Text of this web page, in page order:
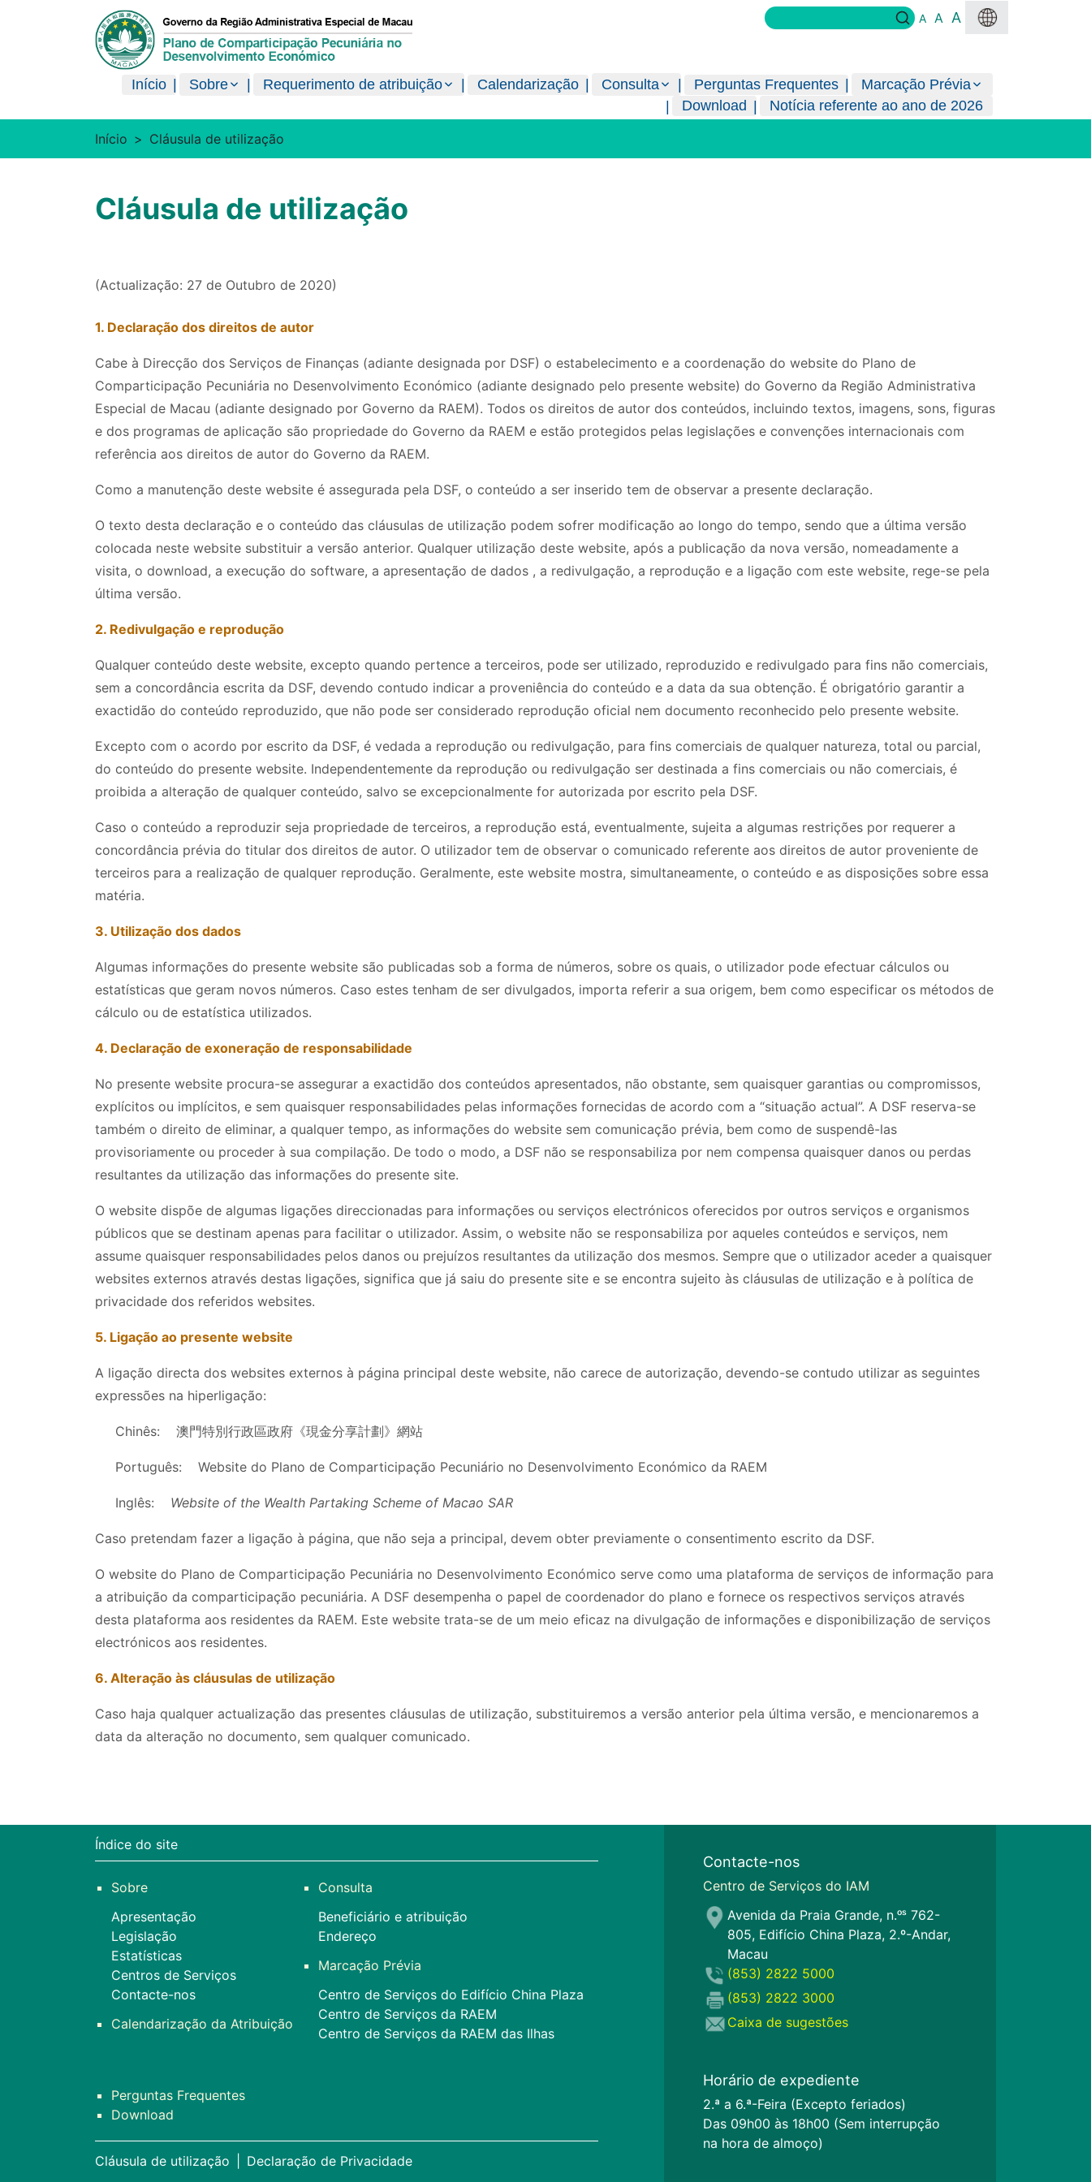
A A A
澳門特別行政區政府現金分享計劃
Início Sobre Requerimento de atribuição Calendarização Consulta Perguntas Frequentes
Marcação Prévia
Download
Notícia referente ao ano de 2026
Início Cláusula de utilização
Cláusula de utilização
(Actualização: 27 de Outubro de 2020)
1. Declaração dos direitos de autor
Cabe à Direcção dos Serviços de Finanças (adiante designada por DSF) o estabelecimento e a coordenação do website do Plano de
Comparticipação Pecuniária no Desenvolvimento Económico (adiante designado pelo presente website) do Governo da Região Administrativa
Especial de Macau (adiante designado por Governo da RAEM). Todos os direitos de autor dos conteúdos, incluindo textos, imagens, sons, figuras
e dos programas de aplicação são propriedade do Governo da RAEM e estão protegidos pelas legislações e convenções internacionais com
referência aos direitos de autor do Governo da RAEM.
Como a manutenção deste website é assegurada pela DSF, o conteúdo a ser inserido tem de observar a presente declaração.
O texto desta declaração e o conteúdo das cláusulas de utilização podem sofrer modificação ao longo do tempo, sendo que a última versão
colocada neste website substituir a versão anterior. Qualquer utilização deste website, após a publicação da nova versão, nomeadamente a
visita, o download, a execução do software, a apresentação de dados , a redivulgação, a reprodução e a ligação com este website, rege-se pela
última versão.
2. Redivulgação e reprodução
Qualquer conteúdo deste website, excepto quando pertence a terceiros, pode ser utilizado, reproduzido e redivulgado para fins não comerciais,
sem a concordância escrita da DSF, devendo contudo indicar a proveniência do conteúdo e a data da sua obtenção. É obrigatório garantir a
exactidão do conteúdo reproduzido, que não pode ser considerado reprodução oficial nem documento reconhecido pelo presente website.
Excepto com o acordo por escrito da DSF, é vedada a reprodução ou redivulgação, para fins comerciais de qualquer natureza, total ou parcial,
do conteúdo do presente website. Independentemente da reprodução ou redivulgação ser destinada a fins comerciais ou não comerciais, é
proibida a alteração de qualquer conteúdo, salvo se excepcionalmente for autorizada por escrito pela DSF.
Caso o conteúdo a reproduzir seja propriedade de terceiros, a reprodução está, eventualmente, sujeita a algumas restrições por requerer a
concordância prévia do titular dos direitos de autor. O utilizador tem de observar o comunicado referente aos direitos de autor proveniente de
terceiros para a realização de qualquer reprodução. Geralmente, este website mostra, simultaneamente, o conteúdo e as disposições sobre essa
matéria.
3. Utilização dos dados
Algumas informações do presente website são publicadas sob a forma de números, sobre os quais, o utilizador pode efectuar cálculos ou
estatísticas que geram novos números. Caso estes tenham de ser divulgados, importa referir a sua origem, bem como especificar os métodos de
cálculo ou de estatística utilizados.
4. Declaração de exoneração de responsabilidade
No presente website procura-se assegurar a exactidão dos conteúdos apresentados, não obstante, sem quaisquer garantias ou compromissos,
explícitos ou implícitos, e sem quaisquer responsabilidades pelas informações fornecidas de acordo com a “situação actual”. A DSF reserva-se
também o direito de eliminar, a qualquer tempo, as informações do website sem comunicação prévia, bem como de suspendê-las
provisoriamente ou proceder à sua compilação. De todo o modo, a DSF não se responsabiliza por nem compensa quaisquer danos ou perdas
resultantes da utilização das informações do presente site.
O website dispõe de algumas ligações direccionadas para informações ou serviços electrónicos oferecidos por outros serviços e organismos
públicos que se destinam apenas para facilitar o utilizador. Assim, o website não se responsabiliza por aqueles conteúdos e serviços, nem
assume quaisquer responsabilidades pelos danos ou prejuízos resultantes da utilização dos mesmos. Sempre que o utilizador aceder a quaisquer
websites externos através destas ligações, significa que já saiu do presente site e se encontra sujeito às cláusulas de utilização e à política de
privacidade dos referidos websites.
5. Ligação ao presente website
A ligação directa dos websites externos à página principal deste website, não carece de autorização, devendo-se contudo utilizar as seguintes
expressões na hiperligação:
Chinês: 澳門特別行政區政府《現金分享計劃》網站
Português: Website do Plano de Comparticipação Pecuniário no Desenvolvimento Económico da RAEM
Inglês: Website of the Wealth Partaking Scheme of Macao SAR
Caso pretendam fazer a ligação à página, que não seja a principal, devem obter previamente o consentimento escrito da DSF.
O website do Plano de Comparticipação Pecuniária no Desenvolvimento Económico serve como uma plataforma de serviços de informação para
a atribuição da comparticipação pecuniária. A DSF desempenha o papel de coordenador do plano e fornece os respectivos serviços através
desta plataforma aos residentes da RAEM. Este website trata-se de um meio eficaz na divulgação de informações e disponibilização de serviços
electrónicos aos residentes.
6. Alteração às cláusulas de utilização
Caso haja qualquer actualização das presentes cláusulas de utilização, substituiremos a versão anterior pela última versão, e mencionaremos a
data da alteração no documento, sem qualquer comunicado.
Índice do site
Sobre
Apresentação
Legislação
Estatísticas
Centros de Serviços
Contacte-nos
Calendarização da Atribuição
Consulta
Beneficiário e atribuição
Endereço
Marcação Prévia
Centro de Serviços do Edifício China Plaza
Centro de Serviços da RAEM
Centro de Serviços da RAEM das Ilhas
Perguntas Frequentes
Download
Cláusula de utilização
Declaração de Privacidade
Contacte-nos
Centro de Serviços do IAM
Avenida da Praia Grande, n.ᵒˢ 762-
805, Edifício China Plaza, 2.º-Andar,
Macau
(853) 2822 5000
(853) 2822 3000
Caixa de sugestões
Horário de expediente
2.ª a 6.ª-Feira (Excepto feriados)
Das 09h00 às 18h00 (Sem interrupção
na hora de almoço)